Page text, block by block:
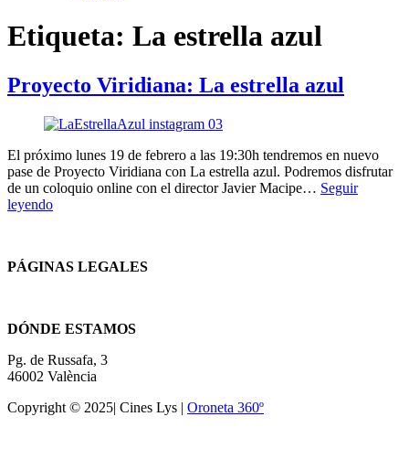
Etiqueta: La estrella azul
Proyecto Viridiana: La estrella azul
El próximo lunes 19 de febrero a las 19:30h tendremos en nuevo
pase de Proyecto Viridiana con La estrella azul. Podremos disfrutar
de un coloquio online con el director Javier Macipe… Seguir
leyendoProyecto
azul
PÁGINAS LEGALES
DÓNDE ESTAMOS
Pg. de Russafa, 3
46002 València
Copyright © 2025| Cines Lys | Oroneta 360º